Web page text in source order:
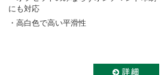
にも対応
・高白色で高い平滑性